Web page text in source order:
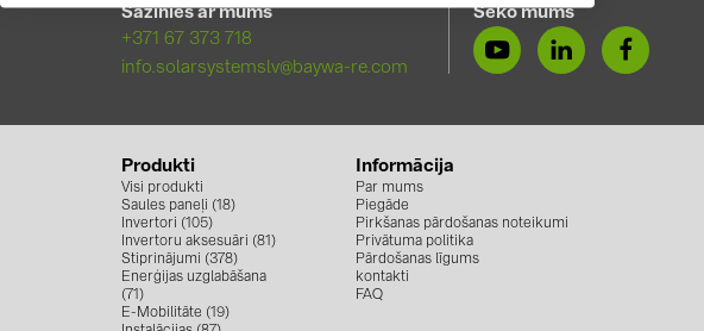
Sazinies ar mums
+371 67 373 718
info.solarsystemslv@baywa-re.com
Seko mums
Produkti
Visi produkti
Saules paneļi (18)
Invertori (105)
Invertoru aksesuāri (81)
Stiprinājumi (378)
Enerģijas uzglabāšana
(71)
E-Mobilitāte (19)
Informācija
Par mums
Piegāde
Pirkšanas pārdošanas noteikumi
Privātuma politika
Pārdošanas līgums
kontakti
FAQ